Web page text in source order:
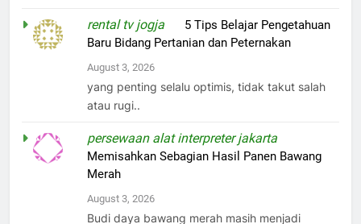
rental tv jogja
5 Tips Belajar Pengetahuan
Baru Bidang Pertanian dan Peternakan
August 3, 2026
yang penting selalu optimis, tidak takut salah
atau rugi..
persewaan alat interpreter jakarta
Memisahkan Sebagian Hasil Panen Bawang
Merah
August 3, 2026
Budi daya bawang merah masih menjadi